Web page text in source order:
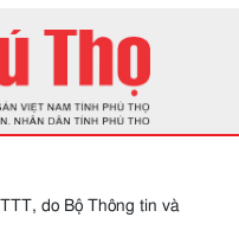
do Bộ Thông tin và